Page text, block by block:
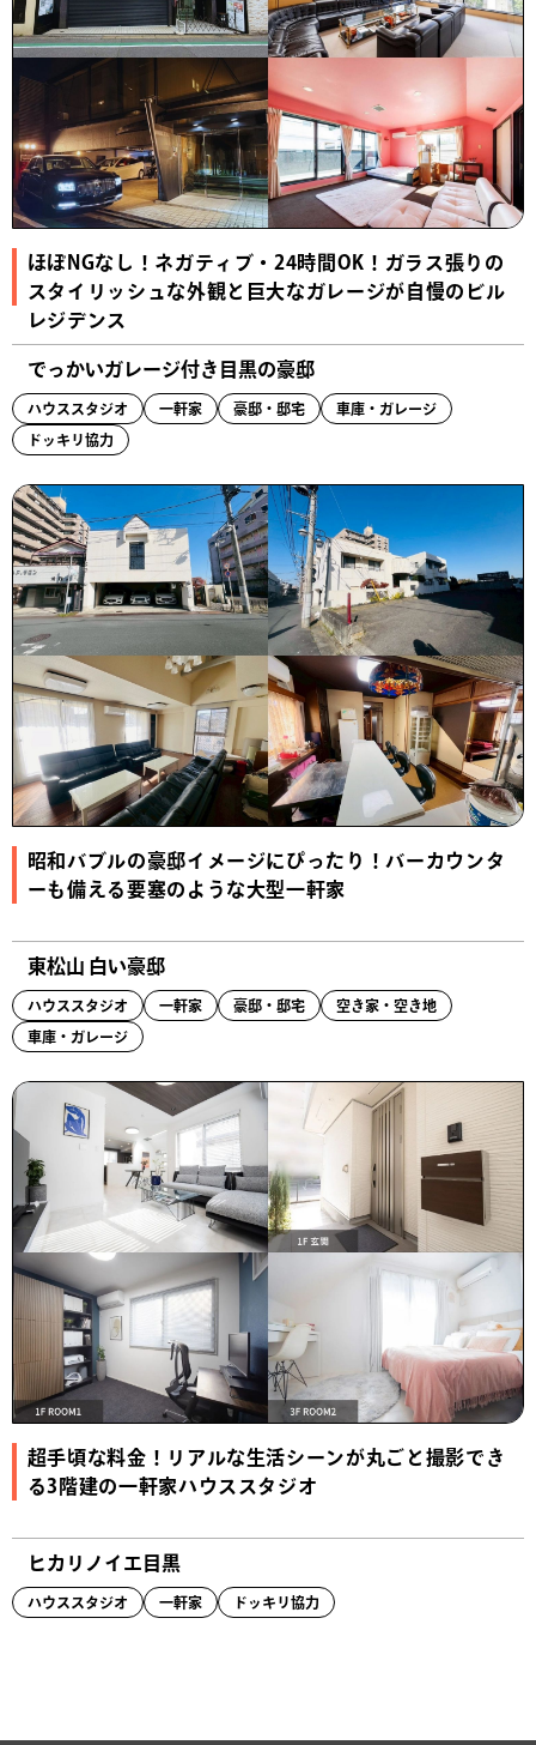
ほぼNGなし！ネガティブ・24時間OK！ガラス張りの
スタイリッシュな外観と巨大なガレージが自慢のビル
レジデンス
でっかいガレージ付き目黒の豪邸
ハウススタジオ 一軒家 豪邸・邸宅 車庫・ガレージ
ドッキリ協力
昭和バブルの豪邸イメージにぴったり！バーカウンタ
ーも備える要塞のような大型一軒家
東松山 白い豪邸
ハウススタジオ 一軒家 豪邸・邸宅 空き家・空き地
車庫・ガレージ
超手頃な料金！リアルな生活シーンが丸ごと撮影でき
る3階建の一軒家ハウススタジオ
ヒカリノイエ目黒
ハウススタジオ 一軒家 ドッキリ協力